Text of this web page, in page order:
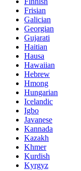
Frisian
Galician
Georgian
Gujarati
Haitian
Hausa
Hawaiian
Hebrew
Hmong
Hungarian
Icelandic
Igbo
Javanese
Kannada
Kazakh
Khmer
Kurdish
Kyrgyz